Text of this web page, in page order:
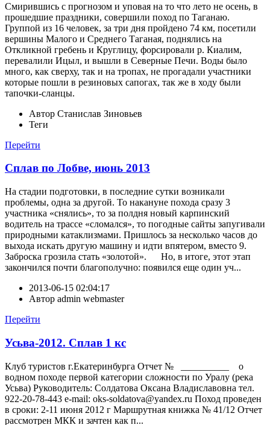
Смирившись с прогнозом и уповая на то что лето не осень, в
прошедшие праздники, совершили поход по Таганаю.
Группой из 16 человек, за три дня пройдено 74 км, посетили
вершины Малого и Среднего Таганая, поднялись на
Откликной гребень и Круглицу, форсировали р. Киалим,
перевалили Ицыл, и вышли в Северные Печи. Воды было
много, как сверху, так и на тропах, не прогадали участники
которые пошли в резиновых сапогах, так же в ходу были
тапочки-сланцы.
Автор Станислав Зиновьев
Теги
Перейти
Сплав по Лобве, июнь 2013
На стадии подготовки, в последние сутки возникали
проблемы, одна за другой. То накануне похода сразу 3
участника «снялись», то за полдня новый карпинский
водитель на трассе «сломался», то погодные сайты запугивали
природными катаклизмами. Пришлось за несколько часов до
выхода искать другую машину и идти впятером, вместо 9.
Заброска грозила стать «золотой». Но, в итоге, этот этап
закончился почти благополучно: появился еще один уч...
2013-06-15 02:04:17
Автор admin webmaster
Перейти
Усьва-2012. Сплав 1 кс
Клуб туристов г.Екатеринбурга Отчет № __________ о
водном походе первой категории сложности по Уралу (река
Усьва) Руководитель: Солдатова Оксана Владиславовна тел.
922-20-78-443 e-mail: oks-soldatova@yandex.ru Поход проведен
в сроки: 2-11 июня 2012 г Маршрутная книжка № 41/12 Отчет
рассмотрен МКК и зачтен как п...